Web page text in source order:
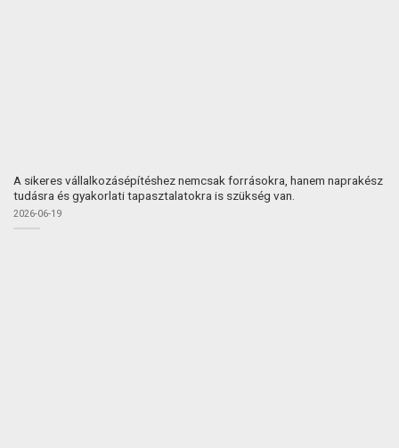
A sikeres vállalkozásépítéshez nemcsak forrásokra, hanem naprakész
tudásra és gyakorlati tapasztalatokra is szükség van.
2026-06-19